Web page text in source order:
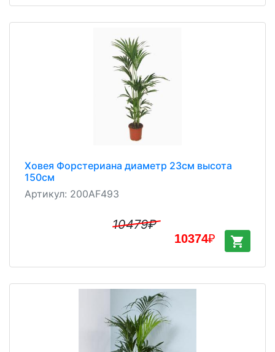
Ховея Форстериана диаметр 23см высота
150см
Артикул: 200AF493
10479₽
10374₽ shopping_cart